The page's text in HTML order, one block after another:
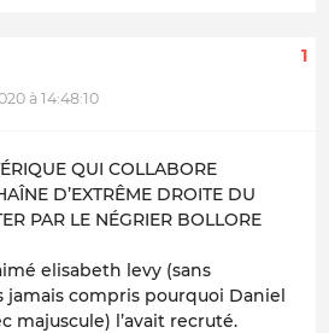
à 14:48:10
1
QUI COLLABORE
D’EXTRÊME DROITE DU
PAR LE NÉGRIER BOLLORE
elisabeth levy (sans
jamais compris pourquoi Daniel
majuscule) l’avait recruté.